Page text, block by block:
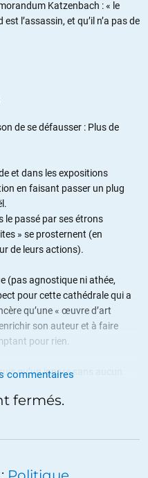
Katzenbach : « le
l’assassin, et qu’il n’a pas de
de se défausser : Plus de
et dans les expositions
en faisant passer un plug
le passé par ses étrons
» se prosternent (en
de leurs actions).
(pas agnostique ni athée,
pour cette cathédrale qui a
qu’une « œuvre d’art
son auteur et à faire
pour rien.
qu’un ignare sans aucun
commentaires
fermés.